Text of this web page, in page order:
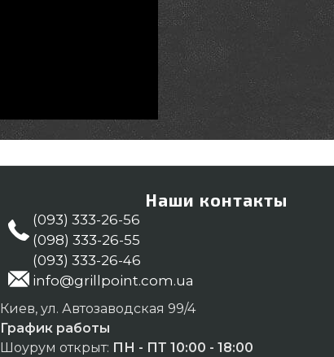
Наши контакты
(093) 333-26-56
(098) 333-26-55
(093) 333-26-46
info@grillpoint.com.ua
Киев, ул. Автозаводская 99/4
График работы
Шоурум открыт: ПН - ПТ 10:00 - 18:00